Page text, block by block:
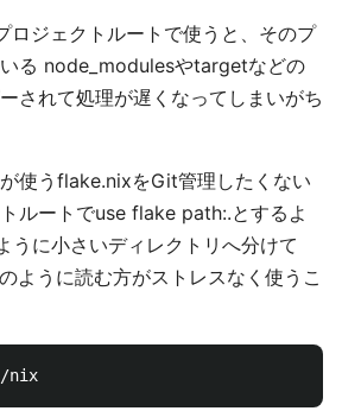
ロジェクトルートで使うと、そのプ
る node_modulesやtargetなどの
されて処理が遅くなってしまいがち
使うflake.nixをGit管理したくない
ルートでuse flake path:.とするよ
うに小さいディレクトリへ分けて
ように読む方がストレスなく使うこ